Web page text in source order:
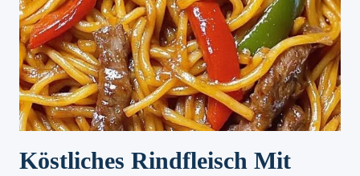
Köstliches Rindfleisch Mit